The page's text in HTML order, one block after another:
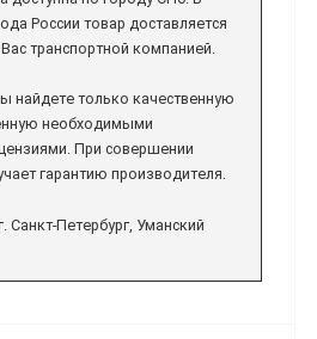
России товар доставляется
транспортной компанией.
найдете только качественную
необходимыми
При совершении
гарантию производителя.
Санкт-Петербург, Уманский